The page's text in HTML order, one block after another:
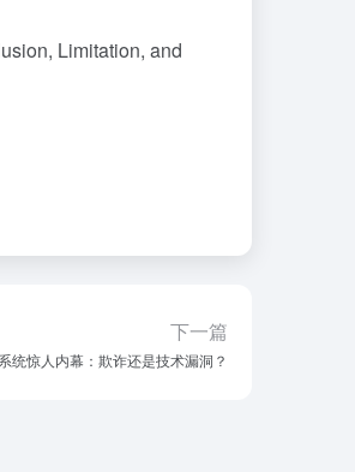
Limitation, and
下一篇
统惊人内幕：欺诈还是技术漏洞？